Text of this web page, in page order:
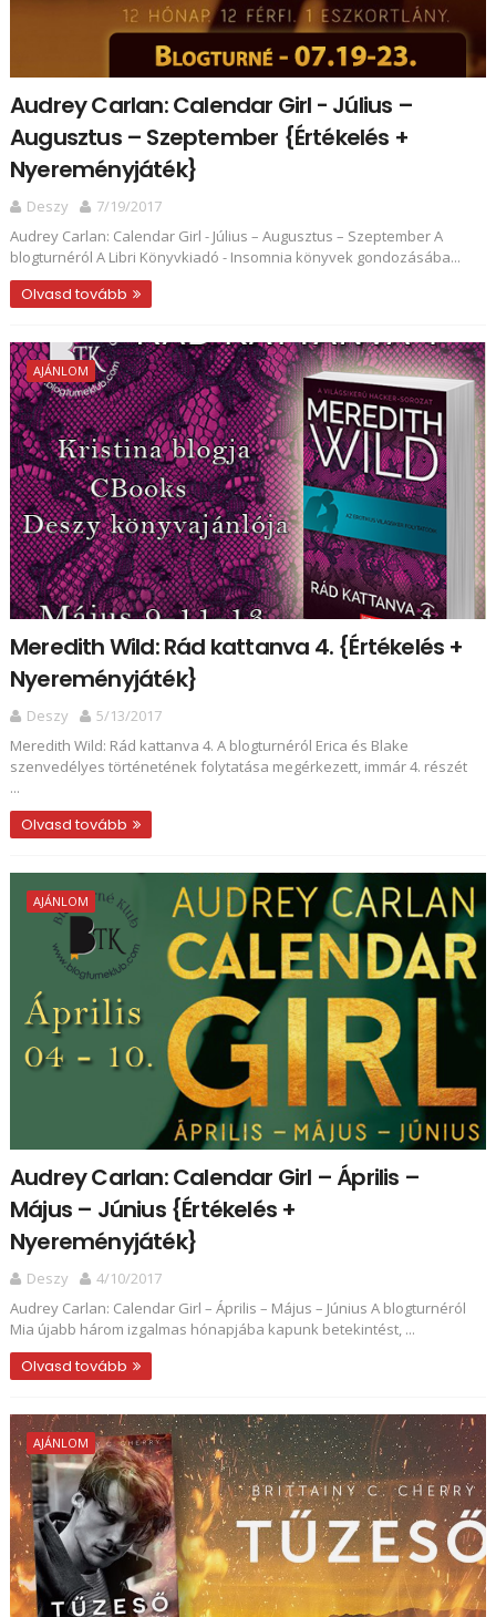
Audrey Carlan: Calendar Girl - Július ​–
Augusztus – Szeptember {Értékelés +
Nyereményjáték}
Deszy
7/19/2017
Audrey Carlan: Calendar Girl - Július ​– Augusztus – Szeptember A
blogturnéról A Libri Könyvkiadó - Insomnia könyvek gondozásába...
Olvasd tovább
AJÁNLOM
Meredith Wild: Rád ​kattanva 4. {Értékelés +
Nyereményjáték}
Deszy
5/13/2017
Meredith Wild: Rád ​kattanva 4. A blogturnéról Erica és Blake
szenvedélyes történetének folytatása megérkezett, immár 4. részét
...
Olvasd tovább
AJÁNLOM
Audrey Carlan: Calendar Girl ​– Április ​–
Május – Június {Értékelés +
Nyereményjáték}
Deszy
4/10/2017
Audrey Carlan: Calendar Girl ​– Április ​– Május – Június A blogturnéról
Mia újabb három izgalmas hónapjába kapunk betekintést, ...
Olvasd tovább
AJÁNLOM